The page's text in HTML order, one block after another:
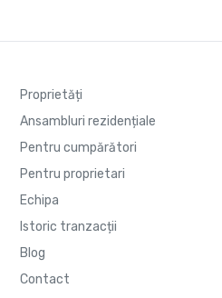
Proprietăți
Ansambluri rezidențiale
Pentru cumpărători
Pentru proprietari
Echipa
Istoric tranzacții
Blog
Contact